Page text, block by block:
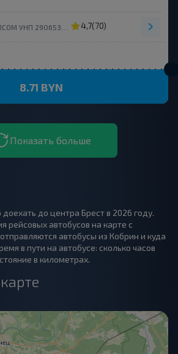
4,7(70)
8.71 BYN
Показать больше
до центра Брест в 2026 году.
рейсовых автобусов на карте с
автобусы из Кобрин и куда
в пути на автобусе: сколько часов
в километрах.